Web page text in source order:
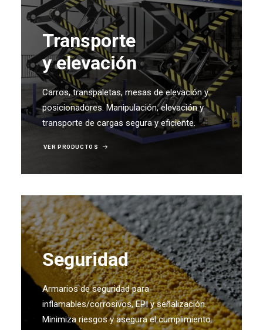
Transporte
y elevación
Carros, transpaletas, mesas de elevación y
posicionadores. Manipulación, elevación y
transporte de cargas segura y eficiente.
VER PRODUCTOS
Seguridad
Armarios de seguridad para
inflamables/corrosivos, EPI y señalización.
Minimiza riesgos y asegura el cumplimiento.